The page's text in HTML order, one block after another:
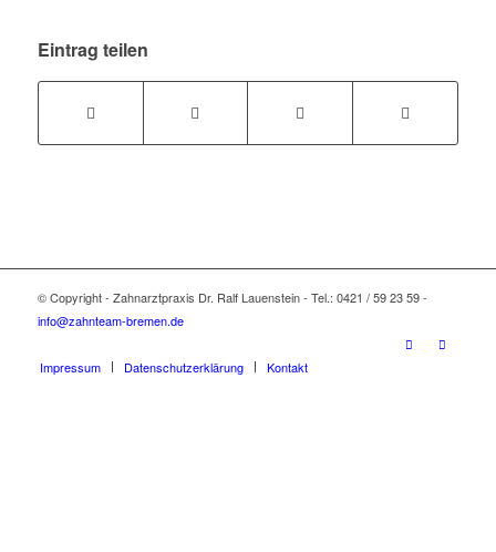
Eintrag teilen
© Copyright - Zahnarztpraxis Dr. Ralf Lauenstein - Tel.: 0421 / 59 23 59 -
info@zahnteam-bremen.de
Impressum Datenschutzerklärung Kontakt